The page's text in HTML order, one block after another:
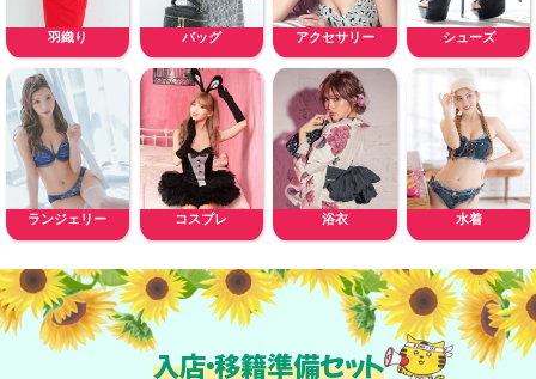
羽織り バッグ アクセサリー シューズ
ランジェリー コスプレ 浴衣 水着
入店・移籍準備セット